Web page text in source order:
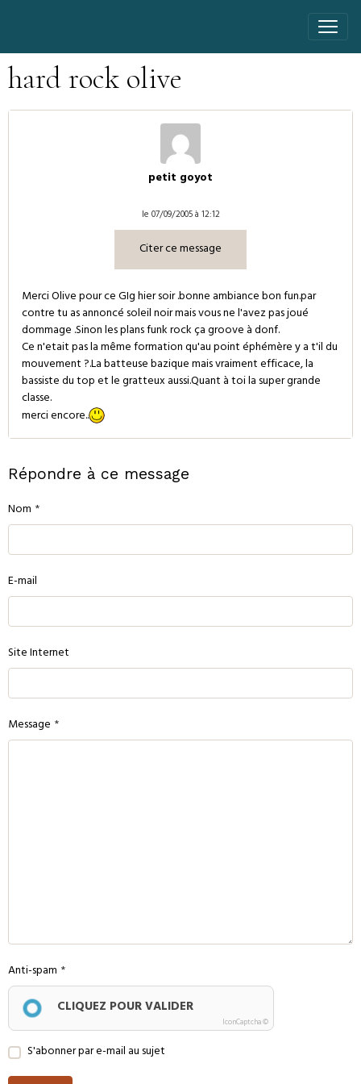
hard rock olive
petit goyot
le 07/09/2005 à 12:12
Citer ce message
Merci Olive pour ce GIg hier soir .bonne ambiance bon fun.par
contre tu as annoncé soleil noir mais vous ne l'avez pas joué
dommage .Sinon les plans funk rock ça groove à donf.
Ce n'etait pas la même formation qu'au point éphémère y a t'il du
mouvement ?.La batteuse bazique mais vraiment efficace, la
bassiste du top et le gratteux aussi.Quant à toi la super grande
classe.
merci encore..
Répondre à ce message
Nom
E-mail
Site Internet
Message
Anti-spam
CLIQUEZ POUR VALIDER
IconCaptcha ©
S'abonner par e-mail au sujet